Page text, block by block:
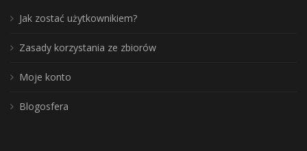
Jak zostać użytkownikiem?
Zasady korzystania ze zbiorów
Moje konto
Blogosfera